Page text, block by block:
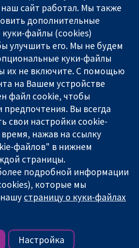
11-13 Cavendish
Square
London
W1G 0AN
United Kingdom
Связаться с
нами
Новости
Пресс-
служба
О нас
Работа
Cochrane
Library
is a charity (no. 1045921) and a
(no. 03044323) registered in
number GB 718 2127 49.
Collaboration
сайт работал. Мы также
дополнительные
файлы (cookies)
улучшить его. Мы не будем
куки-файлы
их не включите. С помощью
на Вашем устройстве
файл cookie, чтобы
Вы всегда
свои настройки cookie-
нажав на ссылку
файлов" в нижнем
страницы.
подробной информации
которые мы
страницу о куки-файлах
Настройка